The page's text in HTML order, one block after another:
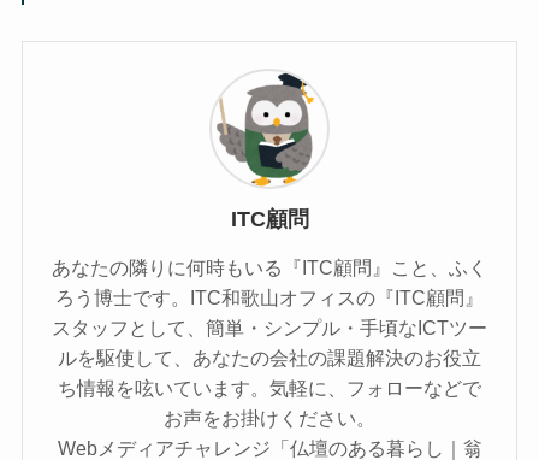
ITC顧問
あなたの隣りに何時もいる『ITC顧問』こと、ふく
ろう博士です。ITC和歌山オフィスの『ITC顧問』
スタッフとして、簡単・シンプル・手頃なICTツー
ルを駆使して、あなたの会社の課題解決のお役立
ち情報を呟いています。気軽に、フォローなどで
お声をお掛けください。
Webメディアチャレンジ「仏壇のある暮らし｜翁